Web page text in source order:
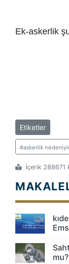
Ek-askerlik
Etiketler
#askerlik
İçerik 288671
mu?